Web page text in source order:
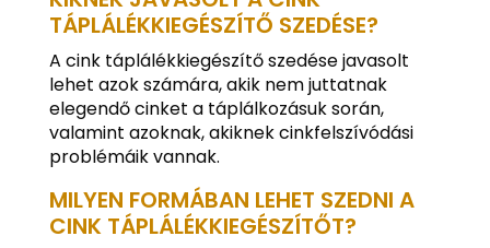
TÁPLÁLÉKKIEGÉSZÍTŐ SZEDÉSE?
A cink táplálékkiegészítő szedése javasolt
lehet azok számára, akik nem juttatnak
elegendő cinket a táplálkozásuk során,
valamint azoknak, akiknek cinkfelszívódási
problémáik vannak.
MILYEN FORMÁBAN LEHET SZEDNI A
CINK TÁPLÁLÉKKIEGÉSZÍTŐT?